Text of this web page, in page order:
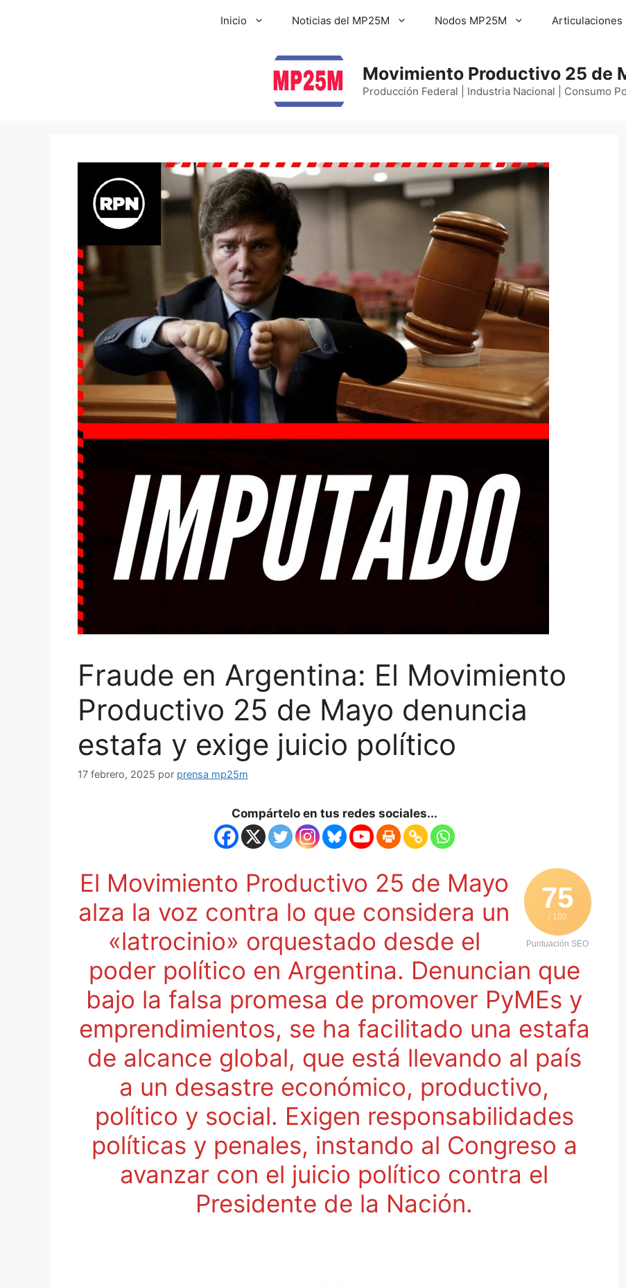
Inicio Noticias del MP25M Nodos MP25M Articulaciones
Movimiento Productivo 25 de
Producción Federal | Industria Nacional | Consumo
Fraude en Argentina: El Movimiento
Productivo 25 de Mayo denuncia
estafa y exige juicio político
17 febrero, 2025 por prensa mp25m
Compártelo en tus redes sociales...
75
/ 100
Puntuación SEO
El Movimiento Productivo 25 de Mayo
alza la voz contra lo que considera un
«latrocinio» orquestado desde el
poder político en Argentina. Denuncian que
bajo la falsa promesa de promover PyMEs y
emprendimientos, se ha facilitado una estafa
de alcance global, que está llevando al país
a un desastre económico, productivo,
político y social. Exigen responsabilidades
políticas y penales, instando al Congreso a
avanzar con el juicio político contra el
Presidente de la Nación.